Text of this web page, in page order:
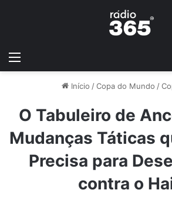
Início /Copa do Mundo /
O Tabuleiro de
Mudanças Táticas
Precisa para
contra o